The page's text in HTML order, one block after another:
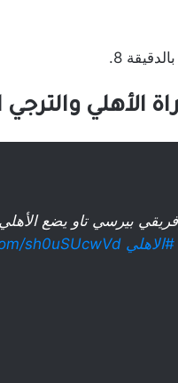
8.
الأهلي والترجي
بيرسي تاو يضع
#الاهلي sh0uSUcwVd